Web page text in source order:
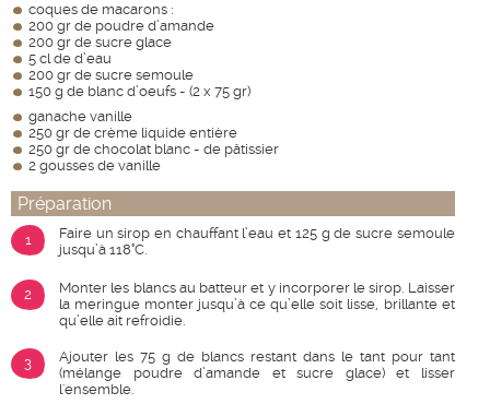
coques de macarons :
200 gr de poudre d’amande
200 gr de sucre glace
5 cl de d’eau
200 gr de sucre semoule
150 g de blanc d’oeufs - (2 x 75 gr)
ganache vanille
250 gr de crème liquide entière
250 gr de chocolat blanc - de pâtissier
2 gousses de vanille
Préparation
1
Faire un sirop en chauffant l’eau et 125 g de sucre semoule
jusqu’à 118°C.
2
Monter les blancs au batteur et y incorporer le sirop. Laisser
la meringue monter jusqu’à ce qu’elle soit lisse, brillante et
qu’elle ait refroidie.
3
Ajouter les 75 g de blancs restant dans le tant pour tant
(mélange poudre d’amande et sucre glace) et lisser
l'ensemble.